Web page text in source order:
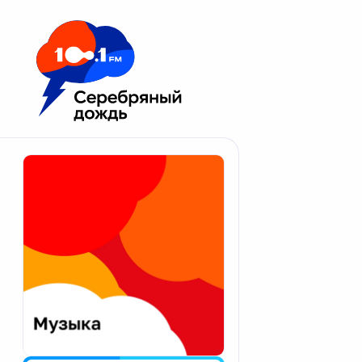
Москва 100.1 FM
Апатиты
Екатеринбург
Калининград
Калуга